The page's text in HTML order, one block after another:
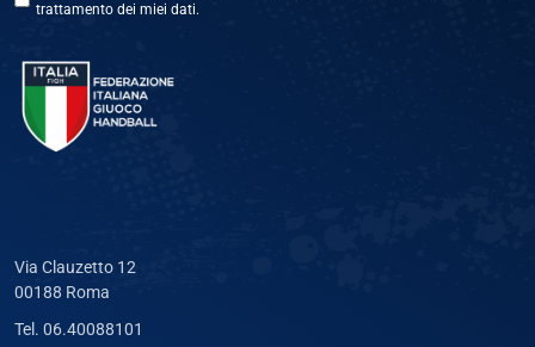
trattamento dei miei dati.
Via Clauzetto 12
00188 Roma
Tel. 06.40088101